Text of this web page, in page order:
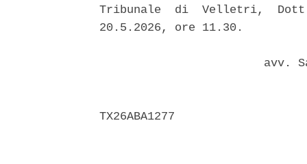
Tribunale  di  Velletri,
20.5.2026, ore 11.30.
avv.